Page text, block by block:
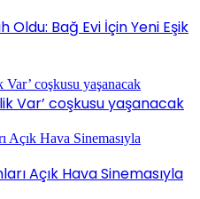
Oldu: Bağ Evi İçin Yeni Eşik
Var’ coşkusu yaşanacak
Açık Hava Sinemasıyla